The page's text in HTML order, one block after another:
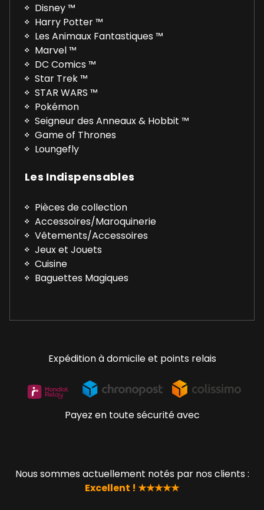
Disney ™
Harry Potter ™
Les Animaux Fantastiques ™
Marvel ™
DC Comics ™
Star Trek ™
STAR WARS ™
Pokémon
Seigneur des Anneaux & Hobbit ™
Game of Thrones
Loungefly
Les Indispensables
Pièces de collection
Accessoires/Maroquinerie
Vêtements/Accessoires
Jeux et Jouets
Cuisine
Baguettes Magiques
Expédition à domicile et points relais
Payez en toute sécurité avec
Nous sommes actuellement notés par nos clients :
Excellent ! ★★★★★